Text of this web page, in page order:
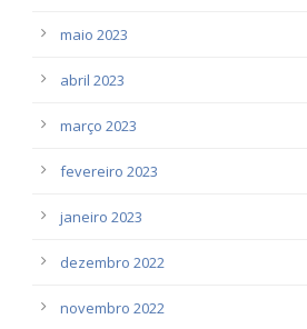
maio 2023
abril 2023
março 2023
fevereiro 2023
janeiro 2023
dezembro 2022
novembro 2022